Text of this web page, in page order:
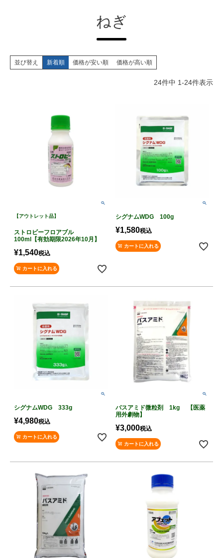
ねぎ
並び替え 新着順 価格が安い順 価格が高い順
24件中 1-24件表示
【アウトレット品】
ストロビーフロアブル
100ml【有効期限2026年10月】
¥1,540税込
カートに入れる
シグナムWDG 100g
¥1,580税込
カートに入れる
シグナムWDG 333g
¥4,980税込
カートに入れる
バスアミド微粒剤 1kg 【医薬
用外劇物】
¥3,000税込
カートに入れる